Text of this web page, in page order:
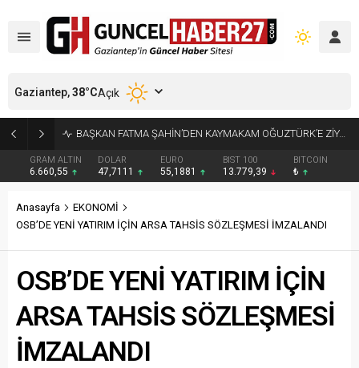
KÜÇÜK AK BALIKÇILLAR AĞAÇLARI BEYAZA BÜRÜDÜ
GRAM ALTIN
6.660,55
DOLAR
47,7111
EURO
55,1881
BIST 100
13.779,39
BITCOIN
₺
Gaziantep,38°CAçık
Anasayfa
EKONOMİ
OSB’DE YENİ YATIRIM İÇİN ARSA TAHSİS SÖZLEŞMESİ İMZALANDI
OSB’DE YENİ YATIRIM İÇİN
ARSA TAHSİS SÖZLEŞMESİ
İMZALANDI